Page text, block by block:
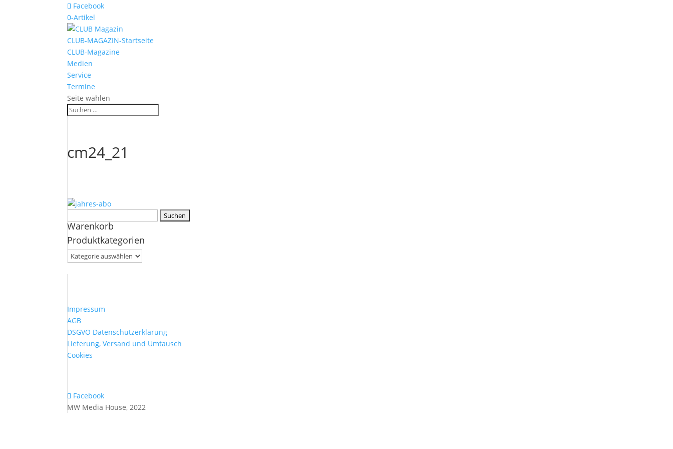
Facebook
0-Artikel
CLUB-MAGAZIN-Startseite
CLUB-Magazine
Medien
Service
Termine
Seite wählen
cm24_21
nach:
Warenkorb
Produktkategorien
Impressum
AGB
DSGVO Datenschutzerklärung
Lieferung, Versand und Umtausch
Cookies
Facebook
MW Media House, 2022